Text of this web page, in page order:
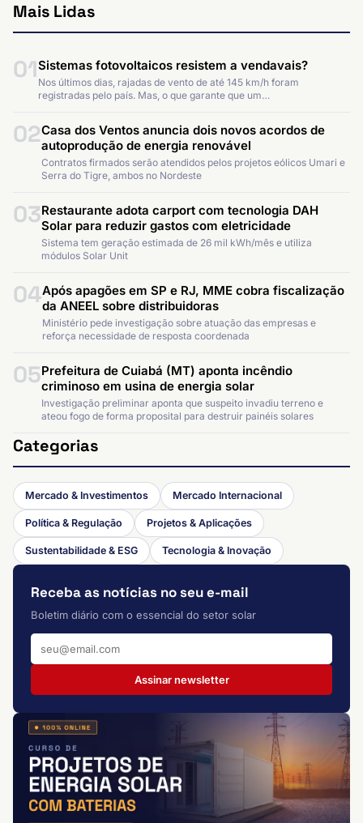
Mais Lidas
01Sistemas fotovoltaicos resistem a vendavais?
Nos últimos dias, rajadas de vento de até 145 km/h foram
registradas pelo país. Mas, o que garante que um…
02Casa dos Ventos anuncia dois novos acordos de
autoprodução de energia renovável
Contratos firmados serão atendidos pelos projetos eólicos Umari e
Serra do Tigre, ambos no Nordeste
03Restaurante adota carport com tecnologia DAH
Solar para reduzir gastos com eletricidade
Sistema tem geração estimada de 26 mil kWh/mês e utiliza
módulos Solar Unit
04Após apagões em SP e RJ, MME cobra fiscalização
da ANEEL sobre distribuidoras
Ministério pede investigação sobre atuação das empresas e
reforça necessidade de resposta coordenada
05Prefeitura de Cuiabá (MT) aponta incêndio
criminoso em usina de energia solar
Investigação preliminar aponta que suspeito invadiu terreno e
ateou fogo de forma proposital para destruir painéis solares
Categorias
Mercado & Investimentos Mercado Internacional
Política & Regulação Projetos & Aplicações
Sustentabilidade & ESG Tecnologia & Inovação
Receba as notícias no seu e-mail
Boletim diário com o essencial do setor solar
Assinar newsletter